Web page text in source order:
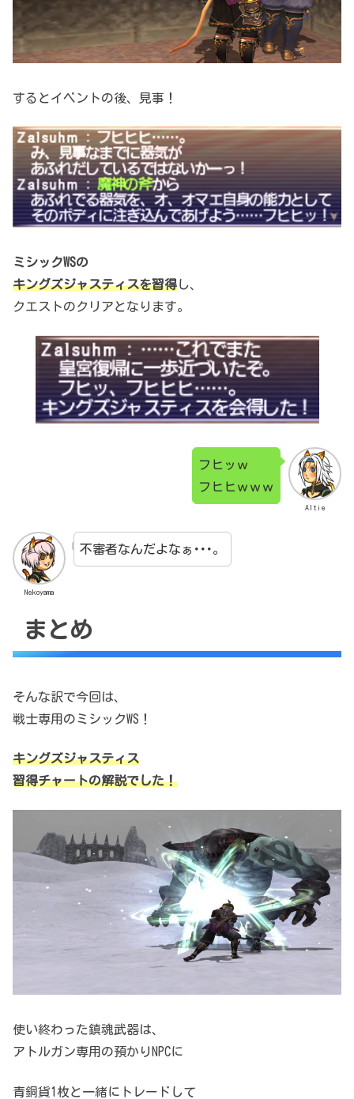
するとイベントの後、見事！
ミシックWSの
キングズジャスティスを習得し、
クエストのクリアとなります。
Altie
フヒッｗ
フヒヒｗｗｗ
Nekoyama
不審者なんだよなぁ･･･。
まとめ
そんな訳で今回は、
戦士専用のミシックWS！
キングズジャスティス
習得チャートの解説でした！
使い終わった鎮魂武器は、
アトルガン専用の預かりNPCに
青銅貨1枚と一緒にトレードして